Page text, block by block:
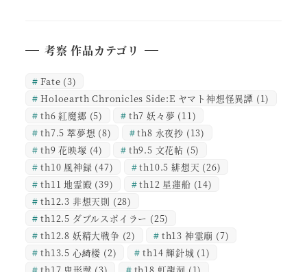
考察 作品カテゴリ
Fate (3)
Holoearth Chronicles Side:E ヤマト神想怪異譚 (1)
th6 紅魔郷 (5) th7 妖々夢 (11)
th7.5 萃夢想 (8) th8 永夜抄 (13)
th9 花映塚 (4) th9.5 文花帖 (5)
th10 風神録 (47) th10.5 緋想天 (26)
th11 地霊殿 (39) th12 星蓮船 (14)
th12.3 非想天則 (28)
th12.5 ダブルスポイラー (25)
th12.8 妖精大戦争 (2) th13 神霊廟 (7)
th13.5 心綺楼 (2) th14 輝針城 (1)
th17 鬼形獣 (3) th18 虹龍洞 (1)